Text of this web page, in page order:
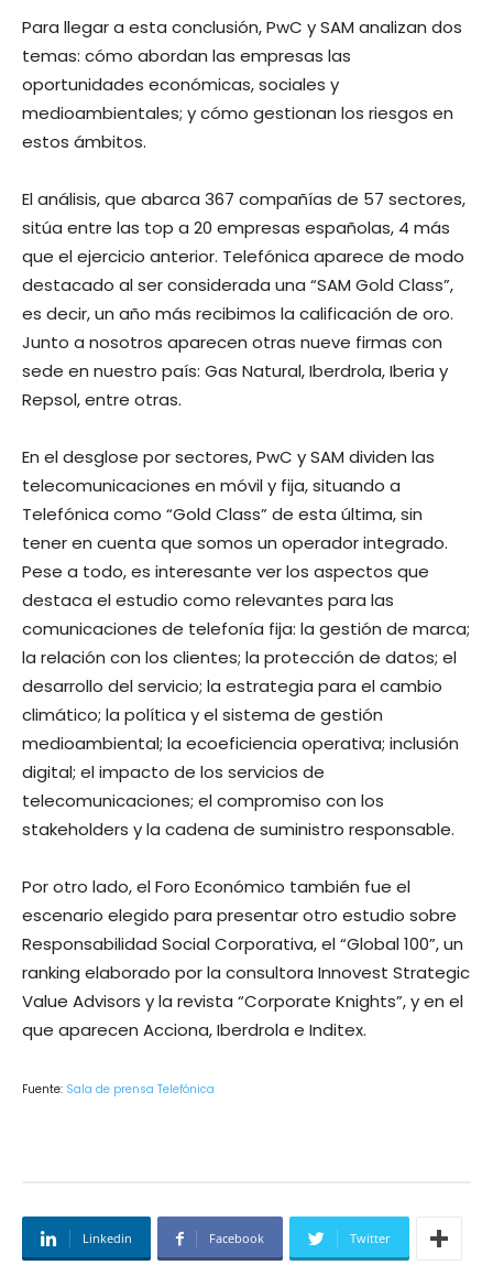
Para llegar a esta conclusión, PwC y SAM analizan dos
temas: cómo abordan las empresas las
oportunidades económicas, sociales y
medioambientales; y cómo gestionan los riesgos en
estos ámbitos.
El análisis, que abarca 367 compañías de 57 sectores,
sitúa entre las top a 20 empresas españolas, 4 más
que el ejercicio anterior. Telefónica aparece de modo
destacado al ser considerada una “SAM Gold Class”,
es decir, un año más recibimos la calificación de oro.
Junto a nosotros aparecen otras nueve firmas con
sede en nuestro país: Gas Natural, Iberdrola, Iberia y
Repsol, entre otras.
En el desglose por sectores, PwC y SAM dividen las
telecomunicaciones en móvil y fija, situando a
Telefónica como “Gold Class” de esta última, sin
tener en cuenta que somos un operador integrado.
Pese a todo, es interesante ver los aspectos que
destaca el estudio como relevantes para las
comunicaciones de telefonía fija: la gestión de marca;
la relación con los clientes; la protección de datos; el
desarrollo del servicio; la estrategia para el cambio
climático; la política y el sistema de gestión
medioambiental; la ecoeficiencia operativa; inclusión
digital; el impacto de los servicios de
telecomunicaciones; el compromiso con los
stakeholders y la cadena de suministro responsable.
Por otro lado, el Foro Económico también fue el
escenario elegido para presentar otro estudio sobre
Responsabilidad Social Corporativa, el “Global 100”, un
ranking elaborado por la consultora Innovest Strategic
Value Advisors y la revista “Corporate Knights”, y en el
que aparecen Acciona, Iberdrola e Inditex.
Fuente: Sala de prensa Telefónica
Linkedin Facebook Twitter